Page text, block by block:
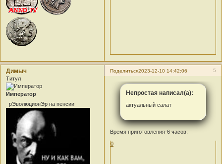
Поделиться 5
2023-12-10 14:42:06
Димыч
Титул
Император
рЭволюционЭр на пенсии
Непростая написал(а):
актуальный салат
Время приготовления-6 часов.
0